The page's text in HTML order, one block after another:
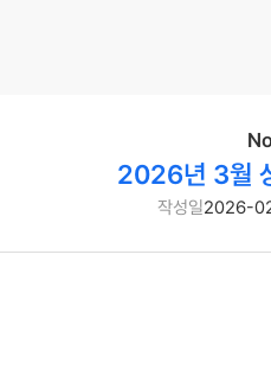
2026년 3월
작성일2026-